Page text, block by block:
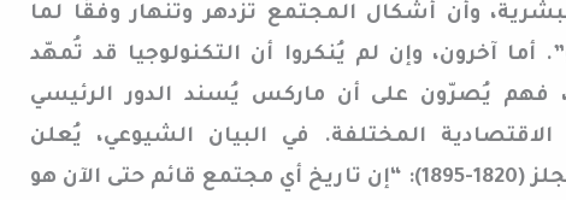
وأن أشكال المجتمع تزدهر وتنهار وفقًا لما
أما آخرون، وإن لم يُنكروا أن التكنولوجيا قد تُمهّد
فهم يُصرّون على أن ماركس يُسند الدور الرئيسي
المختلفة. في البيان الشيوعي، يُعلن
ماركس وزميله فريدريك إنجلز (1820-1895): “إن تاريخ أي مجتمع قائم حتى الآن هو